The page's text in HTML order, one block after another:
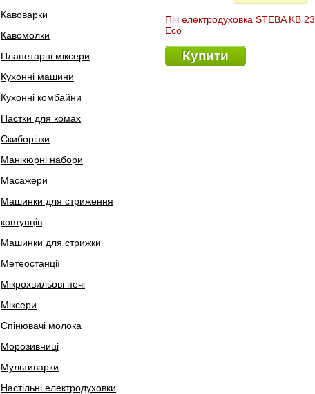
Кавоварки
Кавомолки
Планетарні міксери
Кухонні машини
Кухонні комбайни
Пастки для комах
Скиборізки
Манікюрні набори
Масажери
Машинки для стриження
ковтунців
Машинки для стрижки
Метеостанції
Мікрохвильові печі
Міксери
Спінювачі молока
Морозивниці
Мультиварки
Настільні електродуховки
Піч електродуховка STEBA KB 23
Eco
Купити